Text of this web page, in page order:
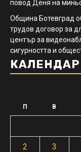
повод Деня на
Община Ботевград
трудов договор за
център за
сигурността и
КАЛЕНДАР
П В
2 3